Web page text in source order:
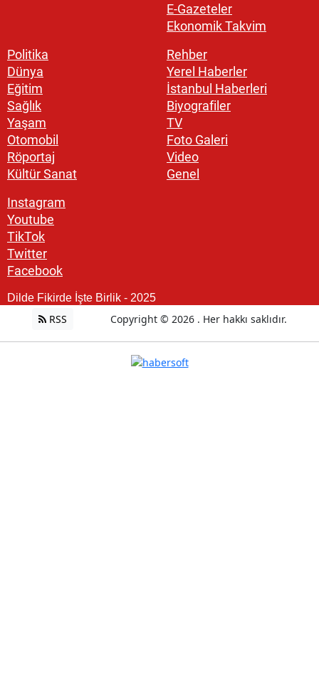
E-Gazeteler
Ekonomik Takvim
Politika
Dünya
Eğitim
Sağlık
Yaşam
Otomobil
Röportaj
Kültür Sanat
Rehber
Yerel Haberler
İstanbul Haberleri
Biyografiler
TV
Foto Galeri
Video
Genel
Instagram
Youtube
TikTok
Twitter
Facebook
Dilde Fikirde İşte Birlik - 2025
RSS Copyright © 2026 . Her hakkı saklıdır.